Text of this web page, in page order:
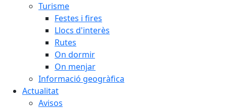
Turisme
Festes i fires
Llocs d'interès
Rutes
On dormir
On menjar
Informació geogràfica
Actualitat
Avisos